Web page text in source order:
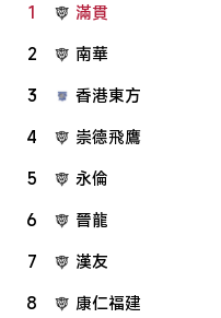
1 滿貫
2
南華
3
香港東方
4
崇德飛鷹
5
永倫
6
晉龍
7
漢友
8
康仁福建